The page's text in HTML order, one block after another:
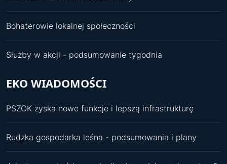
Bohaterowie lokalnej społeczności
Służby w akcji - podsumowanie tygodnia
EKO WIADOMOŚCI
PSZOK zyska nowe funkcje i lepszą infrastrukturę
Rudzka gospodarka leśna - podsumowania i plany